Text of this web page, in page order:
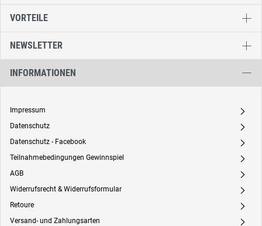
VORTEILE
NEWSLETTER
INFORMATIONEN
Impressum A
Datenschutz A
Datenschutz - Facebook A
Teilnahmebedingungen Gewinnspiel A
AGB A
Widerrufsrecht & Widerrufsformular A
Retoure A
Versand- und Zahlungsarten A